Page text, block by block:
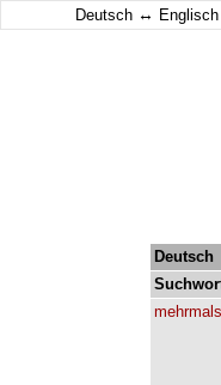
Deutsch ↔ Englisch
Deutsch
mehrmals